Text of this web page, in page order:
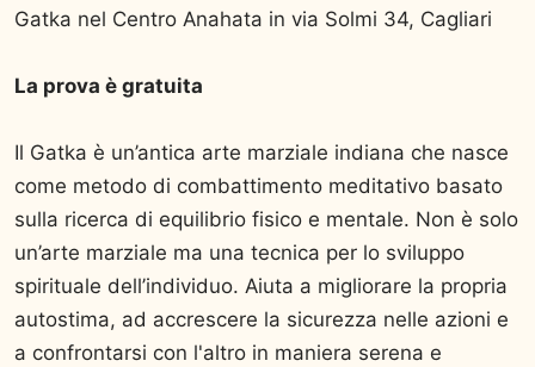
Gatka nel Centro Anahata in via Solmi 34, Cagliari
La prova è gratuita
Il Gatka è un’antica arte marziale indiana che nasce
come metodo di combattimento meditativo basato
sulla ricerca di equilibrio fisico e mentale. Non è solo
un’arte marziale ma una tecnica per lo sviluppo
spirituale dell’individuo. Aiuta a migliorare la propria
autostima, ad accrescere la sicurezza nelle azioni e
a confrontarsi con l'altro in maniera serena e